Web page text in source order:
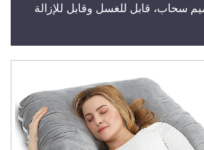
سحاب، قابل للغسل وقابل للإزالة